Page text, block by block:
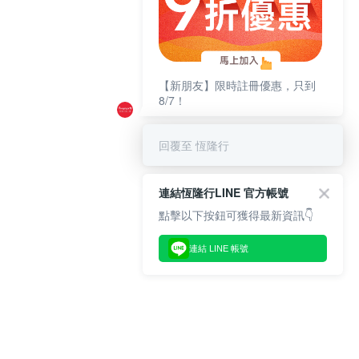
【新朋友】限時註冊優惠，只到
8/7！
回覆至 恆隆行
連結恆隆行LINE 官方帳號
點擊以下按鈕可獲得最新資訊👇
連結 LINE 帳號